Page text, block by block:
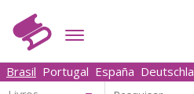
Brasil Portugal España